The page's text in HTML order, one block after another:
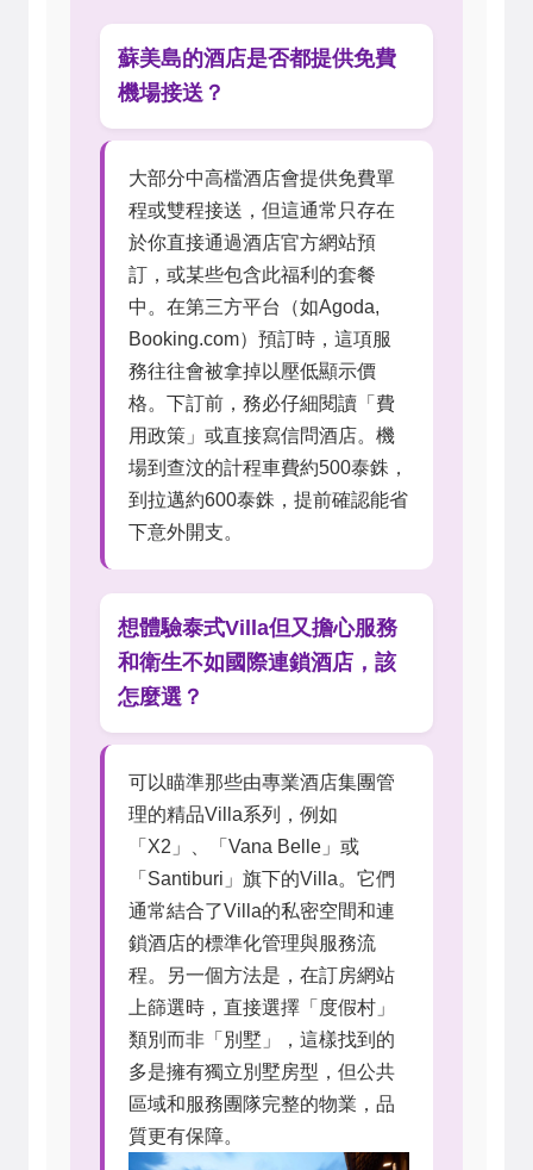
蘇美島的酒店是否都提供免費
機場接送？
大部分中高檔酒店會提供免費單
程或雙程接送，但這通常只存在
於你直接通過酒店官方網站預
訂，或某些包含此福利的套餐
中。在第三方平台（如Agoda,
Booking.com）預訂時，這項服
務往往會被拿掉以壓低顯示價
格。下訂前，務必仔細閱讀「費
用政策」或直接寫信問酒店。機
場到查汶的計程車費約500泰銖，
到拉邁約600泰銖，提前確認能省
下意外開支。
想體驗泰式Villa但又擔心服務
和衛生不如國際連鎖酒店，該
怎麼選？
可以瞄準那些由專業酒店集團管
理的精品Villa系列，例如
「X2」、「Vana Belle」或
「Santiburi」旗下的Villa。它們
通常結合了Villa的私密空間和連
鎖酒店的標準化管理與服務流
程。另一個方法是，在訂房網站
上篩選時，直接選擇「度假村」
類別而非「別墅」，這樣找到的
多是擁有獨立別墅房型，但公共
區域和服務團隊完整的物業，品
質更有保障。